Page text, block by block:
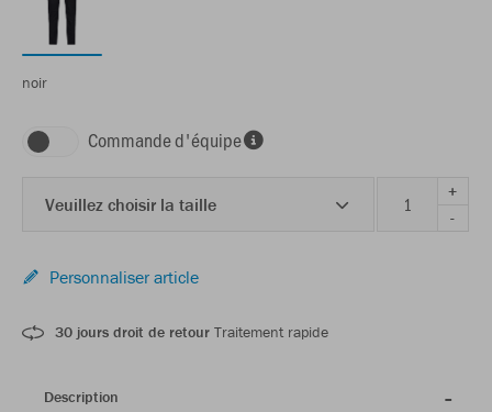
noir
Commande d'équipe
Veuillez choisir la taille
+
-
Personnaliser article
30 jours droit de retour Traitement rapide
Description